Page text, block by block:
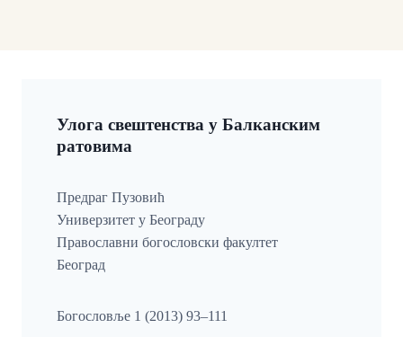
Улога свештенства у Балканским
ратовима
Предраг Пузовић
Универзитет у Београду
Православни богословски факултет
Београд
Богословље 1 (2013) 93–111